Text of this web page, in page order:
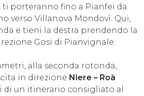
ti porteranno fino a Pianfei da
verso Villanova Mondovì. Qui,
e tieni la destra prendendo la
Gosi di Pianvignale.
alla seconda rotonda,
in direzione Niere – Roà
di un itinerario consigliato al